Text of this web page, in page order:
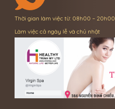
Thời gian làm việc từ: 08h00 – 20h00
Làm việc cả ngày lễ và chủ nhật